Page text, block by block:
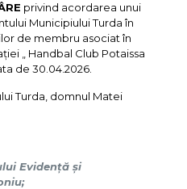
privind acordarea unui
Municipiului Turda în
de membru asociat în
„ Handbal Club Potaissa
de 30.04.2026.
Turda, domnul Matei
Evidență și